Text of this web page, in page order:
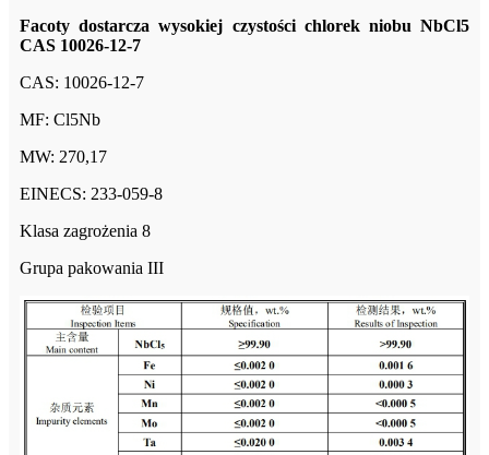
Facoty dostarcza wysokiej czystości chlorek niobu NbCl5
CAS 10026-12-7
CAS: 10026-12-7
MF: Cl5Nb
MW: 270,17
EINECS: 233-059-8
Klasa zagrożenia 8
Grupa pakowania III